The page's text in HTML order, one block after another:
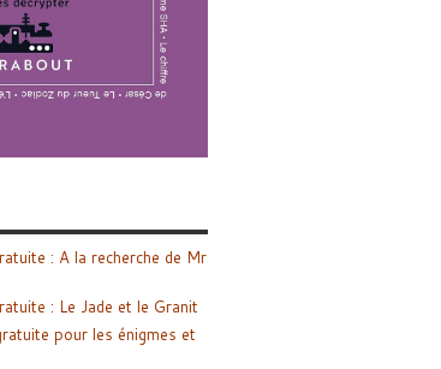
: A la recherche de Mr
: Le Jade et le Granit
pour les énigmes et